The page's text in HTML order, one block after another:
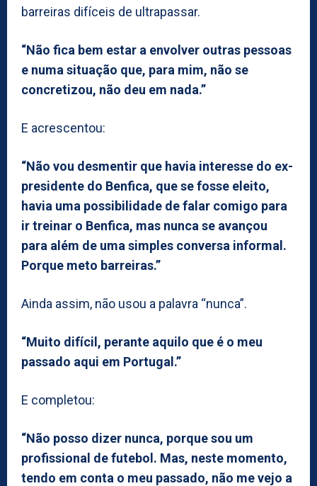
barreiras difíceis de ultrapassar.
“Não fica bem estar a envolver outras pessoas
e numa situação que, para mim, não se
concretizou, não deu em nada.”
E acrescentou:
“Não vou desmentir que havia interesse do ex-
presidente do Benfica, que se fosse eleito,
havia uma possibilidade de falar comigo para
ir treinar o Benfica, mas nunca se avançou
para além de uma simples conversa informal.
Porque meto barreiras.”
Ainda assim, não usou a palavra “nunca”.
“Muito difícil, perante aquilo que é o meu
passado aqui em Portugal.”
E completou:
“Não posso dizer nunca, porque sou um
profissional de futebol. Mas, neste momento,
tendo em conta o meu passado, não me vejo a